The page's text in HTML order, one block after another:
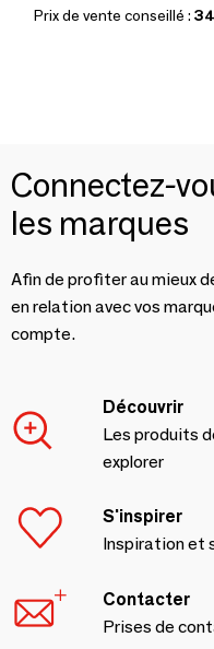
Prix de vente conseillé :
Connectez-
les marques
Afin de profiter au mieux
en relation avec vos
compte.
Découvrir
Les produits
explorer
S'inspirer
Inspiration et
Contacter
Prises de